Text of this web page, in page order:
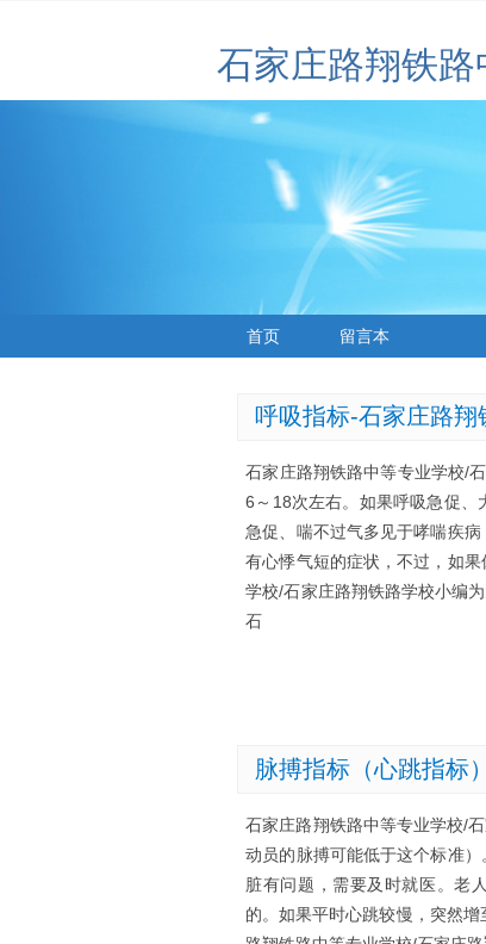
石家庄路翔铁
首页 留言本
呼吸指标-石家庄路翔
石家庄路翔铁路中等专业学校/
6～18次左右。如果呼吸急促、
急促、喘不过气多见于哮喘疾
有心悸气短的症状，不过，如
学校/石家庄路翔铁路学校小编
石
脉搏指标（心跳指标
石家庄路翔铁路中等专业学校/
动员的脉搏可能低于这个标准
脏有问题，需要及时就医。老
的。如果平时心跳较慢，突然